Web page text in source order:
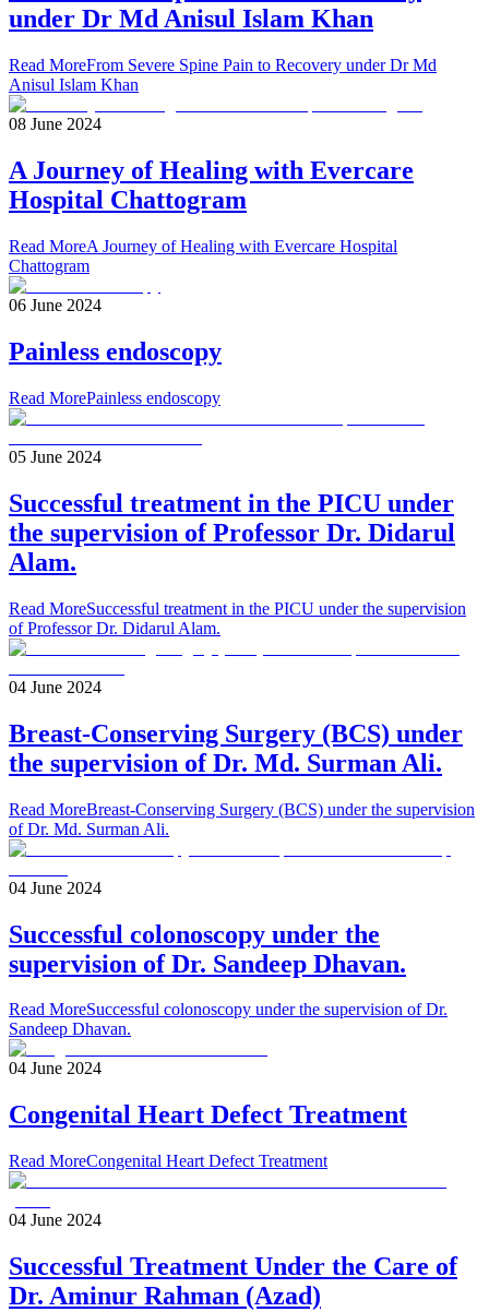
under Dr Md Anisul Islam Khan
Read MoreFrom Severe Spine Pain to Recovery under Dr Md
Anisul Islam Khan
08 June 2024
A Journey of Healing with Evercare
Hospital Chattogram
Read MoreA Journey of Healing with Evercare Hospital
Chattogram
06 June 2024
Painless endoscopy
Read MorePainless endoscopy
05 June 2024
Successful treatment in the PICU under
the supervision of Professor Dr. Didarul
Alam.
Read MoreSuccessful treatment in the PICU under the supervision
of Professor Dr. Didarul Alam.
04 June 2024
Breast-Conserving Surgery (BCS) under
the supervision of Dr. Md. Surman Ali.
Read MoreBreast-Conserving Surgery (BCS) under the supervision
of Dr. Md. Surman Ali.
04 June 2024
Successful colonoscopy under the
supervision of Dr. Sandeep Dhavan.
Read MoreSuccessful colonoscopy under the supervision of Dr.
Sandeep Dhavan.
04 June 2024
Congenital Heart Defect Treatment
Read MoreCongenital Heart Defect Treatment
04 June 2024
Successful Treatment Under the Care of
Dr. Aminur Rahman (Azad)